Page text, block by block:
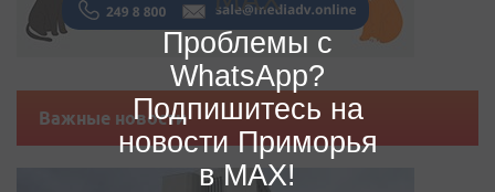
Важные новости
Проблемы с
WhatsApp?
Подпишитесь на
новости Приморья
в MAX!